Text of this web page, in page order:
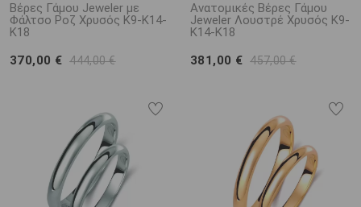
Βέρες Γάμου Jeweler με
Φάλτσο Ροζ Χρυσός Κ9-Κ14-
Κ18
370,00 € 444,00 €
Ανατομικές Βέρες Γάμου
Jeweler Λουστρέ Χρυσός Κ9-
Κ14-Κ18
381,00 € 457,00 €